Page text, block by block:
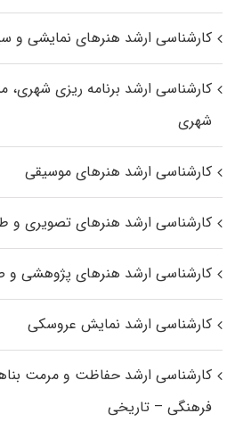
کارشناسی ارشد هنرهای نمایشی و
کارشناسی ارشد برنامه ریزی شهری،
شهری
کارشناسی ارشد هنرهای موسیقی
کارشناسی ارشد هنرهای تصویری و
کارشناسی ارشد هنرهای پژوهشی و
کارشناسی ارشد نمایش عروسکی
کارشناسی ارشد حفاظت و مرمت
فرهنگی – تاریخی